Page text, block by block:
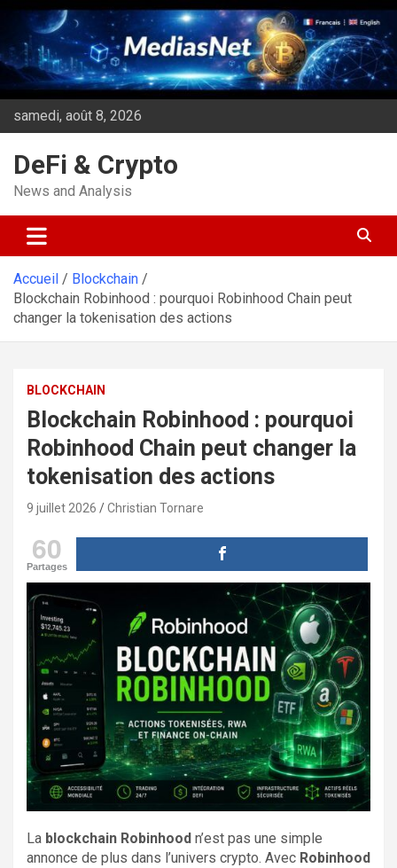
Aller
contenu
samedi, août 8, 2026
DeFi & Crypto
News and Analysis
Accueil
Blockchain
Blockchain Robinhood : pourquoi Robinhood Chain peut
changer la tokenisation des actions
BLOCKCHAIN
Blockchain Robinhood : pourquoi
Robinhood Chain peut changer la
tokenisation des actions
9 juillet 2026 Christian Tornare
60
Partages
La blockchain Robinhood n’est pas une simple
annonce de plus dans l’univers crypto. Avec Robinhood